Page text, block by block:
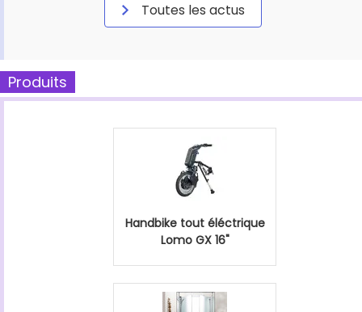
Toutes les actus
Produits
Handbike tout éléctrique
Lomo GX 16"